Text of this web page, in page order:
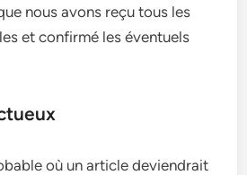
nous avons reçu tous les
et confirmé les éventuels
où un article deviendrait